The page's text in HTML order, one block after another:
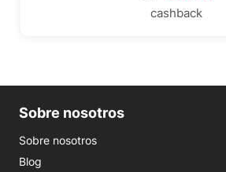
cashback
Sobre nosotros
Sobre nosotros
Blog